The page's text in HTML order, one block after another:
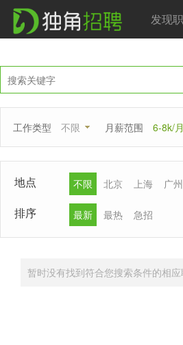
发现
工作类型 不限 月薪范围 6-8k/月
地点 不限 北京 上海 广州
排序 最新 最热 急招
暂时没有找到符合您搜索条件的相